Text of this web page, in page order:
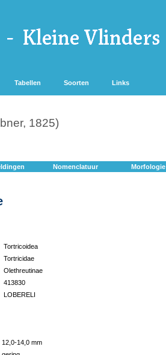
Tabellen Soorten Links
1825)
Nomenclatuur Morfologie
Tortricoidea
Tortricidae
Olethreutinae
413830
LOBERELI
12,0-14,0 mm